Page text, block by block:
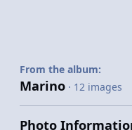
From the album:
Marino · 12 images
Photo